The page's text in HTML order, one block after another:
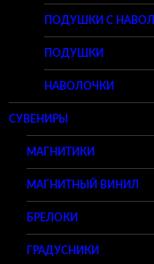
ПОДУШКИ С
ПОДУШКИ
НАВОЛОЧКИ
СУВЕНИРЫ
МАГНИТИКИ
МАГНИТНЫЙ ВИНИЛ
БРЕЛОКИ
ГРАДУСНИКИ